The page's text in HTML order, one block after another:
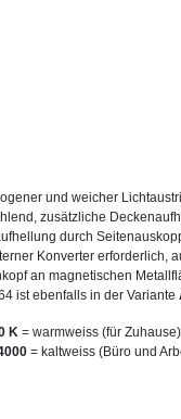
und weicher
zusätzliche
durch
Konverter erforderlich,
an magnetischen
ist ebenfalls in der Variante
K = warmweiss (für
= kaltweiss (Büro und